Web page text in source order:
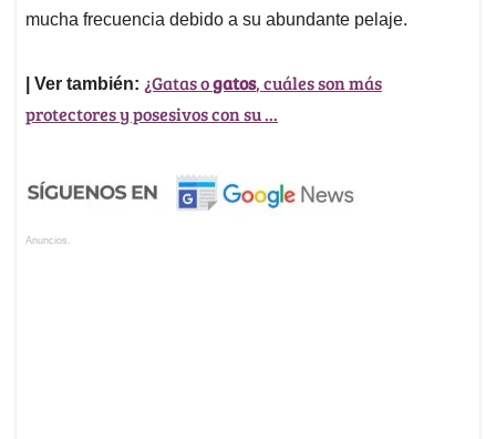
mucha frecuencia debido a su abundante pelaje.
| Ver también: ¿Gatas ogatos, cuáles son más
protectores y posesivos con su ...
Anuncios.